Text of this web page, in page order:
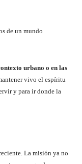
de un mundo
urbano o en las
vivo el espíritu
y para ir donde la
La misión ya no